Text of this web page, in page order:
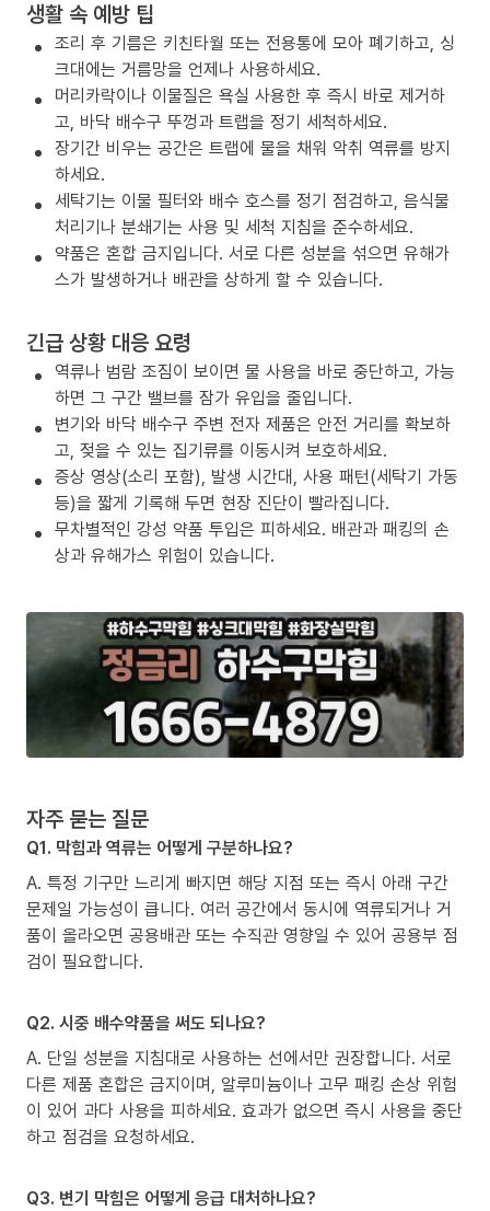
생활 속 예방 팁
조리 후 기름은 키친타월 또는 전용통에 모아 폐기하고, 싱
크대에는 거름망을 언제나 사용하세요.
머리카락이나 이물질은 욕실 사용한 후 즉시 바로 제거하
고, 바닥 배수구 뚜껑과 트랩을 정기 세척하세요.
장기간 비우는 공간은 트랩에 물을 채워 악취 역류를 방지
하세요.
세탁기는 이물 필터와 배수 호스를 정기 점검하고, 음식물
처리기나 분쇄기는 사용 및 세척 지침을 준수하세요.
약품은 혼합 금지입니다. 서로 다른 성분을 섞으면 유해가
스가 발생하거나 배관을 상하게 할 수 있습니다.
긴급 상황 대응 요령
역류나 범람 조짐이 보이면 물 사용을 바로 중단하고, 가능
하면 그 구간 밸브를 잠가 유입을 줄입니다.
변기와 바닥 배수구 주변 전자 제품은 안전 거리를 확보하
고, 젖을 수 있는 집기류를 이동시켜 보호하세요.
증상 영상(소리 포함), 발생 시간대, 사용 패턴(세탁기 가동
등)을 짧게 기록해 두면 현장 진단이 빨라집니다.
무차별적인 강성 약품 투입은 피하세요. 배관과 패킹의 손
상과 유해가스 위험이 있습니다.
자주 묻는 질문
Q1. 막힘과 역류는 어떻게 구분하나요?
A. 특정 기구만 느리게 빠지면 해당 지점 또는 즉시 아래 구간
문제일 가능성이 큽니다. 여러 공간에서 동시에 역류되거나 거
품이 올라오면 공용배관 또는 수직관 영향일 수 있어 공용부 점
검이 필요합니다.
Q2. 시중 배수약품을 써도 되나요?
A. 단일 성분을 지침대로 사용하는 선에서만 권장합니다. 서로
다른 제품 혼합은 금지이며, 알루미늄이나 고무 패킹 손상 위험
이 있어 과다 사용을 피하세요. 효과가 없으면 즉시 사용을 중단
하고 점검을 요청하세요.
Q3. 변기 막힘은 어떻게 응급 대처하나요?